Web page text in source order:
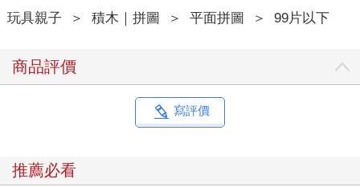
玩具親子 ＞ 積木｜拼圖 ＞ 平面拼圖 ＞ 99片以下
商品評價
寫評價
推薦必看